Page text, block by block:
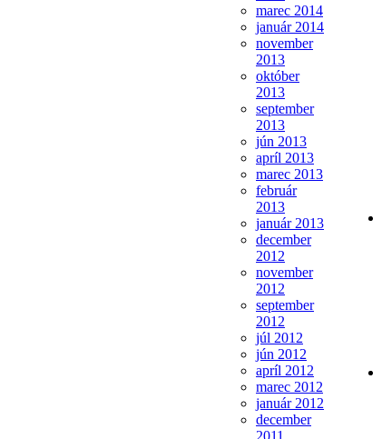
marec 2014
január 2014
november
2013
október
2013
september
2013
jún 2013
apríl 2013
marec 2013
február
2013
január 2013
december
2012
november
2012
september
2012
júl 2012
jún 2012
apríl 2012
marec 2012
január 2012
december
2011